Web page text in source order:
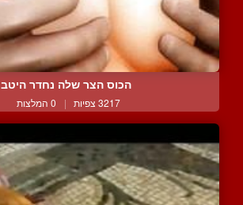
הכוס הצר שלה נחדר היטב
3217 צפיות | 0 המלצות